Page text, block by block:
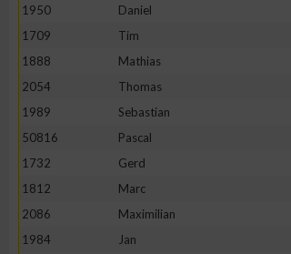
1950
Daniel
1709
Tim
1888
Mathias
2054
Thomas
1989
Sebastian
50816
Pascal
1732
Gerd
1812
Marc
2086
Maximilian
1984
Jan
Erstellung von Profilen zur Personalisierung
Verwendung von Profilen zur Auswahl